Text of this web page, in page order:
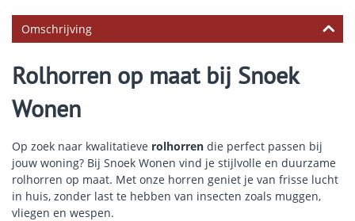
Omschrijving
Rolhorren op maat bij Snoek
Wonen
Op zoek naar kwalitatieve rolhorren die perfect passen bij
jouw woning? Bij Snoek Wonen vind je stijlvolle en duurzame
rolhorren op maat. Met onze horren geniet je van frisse lucht
in huis, zonder last te hebben van insecten zoals muggen,
vliegen en wespen.